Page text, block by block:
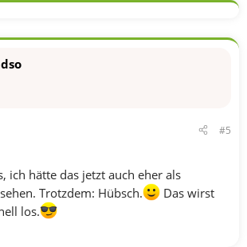
#5
ich hätte das jetzt auch eher als
Trotzdem: Hübsch.
Das wirst
los.